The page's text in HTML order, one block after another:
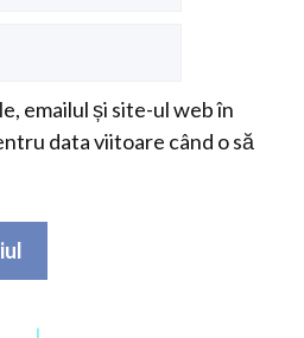
emailul și site-ul web în
data viitoare când o să